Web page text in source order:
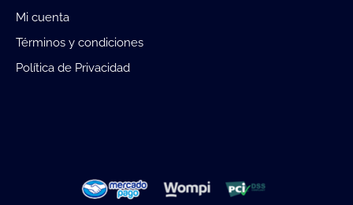
Mi cuenta
Términos y condiciones
Política de Privacidad